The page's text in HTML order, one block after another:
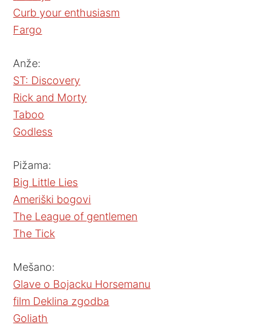
Curb your enthusiasm
Fargo
Anže:
ST: Discovery
Rick and Morty
Taboo
Godless
Pižama:
Big Little Lies
Ameriški bogovi
The League of gentlemen
The Tick
Mešano:
Glave o Bojacku Horsemanu
film Deklina zgodba
Goliath